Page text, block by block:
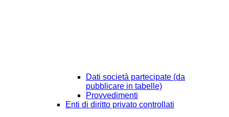
Dati società partecipate (da
pubblicare in tabelle)
Provvedimenti
Enti di diritto privato controllati